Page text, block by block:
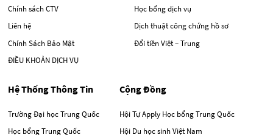
Chính sách CTV
Liên hệ
Chính Sách Bảo Mật
ĐIỀU KHOẢN DỊCH VỤ
Học bổng dịch vụ
Dịch thuật công chứng hồ sơ
Đổi tiền Việt – Trung
Hệ Thống Thông Tin
Trường Đại học Trung Quốc
Học bổng Trung Quốc
Cộng Đồng
Hội Tự Apply Học bổng Trung Quốc
Hội Du học sinh Việt Nam